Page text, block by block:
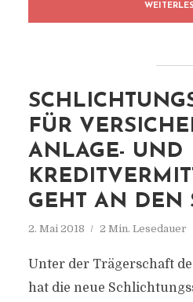
FÜR
ANLAGE- UND
GEHT AN DEN
2. Mai 2018 2 Min. Lesedauer
Unter der Trägerschaft
hat die neue